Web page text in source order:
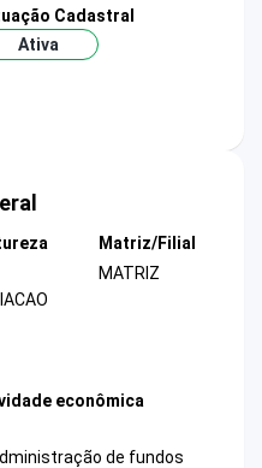
Cadastral
Ativa
Matriz/Filial
MATRIZ
econômica
de fundos